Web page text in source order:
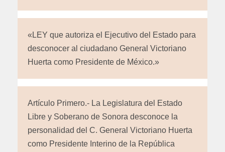
«LEY que autoriza el Ejecutivo del Estado para
desconocer al ciudadano General Victoriano
Huerta como Presidente de México.»
Artículo Primero.- La Legislatura del Estado
Libre y Soberano de Sonora desconoce la
personalidad del C. General Victoriano Huerta
como Presidente Interino de la República